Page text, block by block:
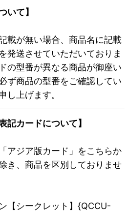
いて】
載が無い場合、商品名に記載
発送させていただいておりま
の型番が異なる商品が御座い
ず商品の型番をご確認してい
し上げます。
記カードについて】
アジア版カード」をこちらか
き、商品を区別しておりませ
【シークレット】{QCCU-